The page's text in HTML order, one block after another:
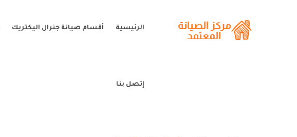
الرئيسية أقسام صيانة جنرال اليكتريك
إتصل بنا